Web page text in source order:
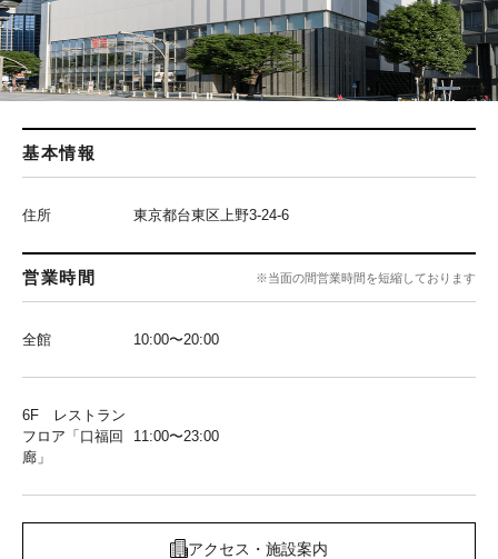
基本情報
住所 東京都台東区上野3-24-6
営業時間 ※当面の間営業時間を短縮しております
全館 10:00〜20:00
6F レストラン
フロア「口福回
廊」
11:00〜23:00
アクセス・施設案内